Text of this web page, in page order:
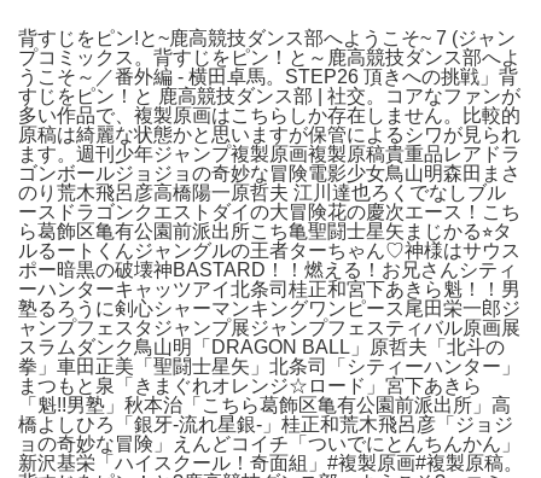
背すじをピン!と~鹿高競技ダンス部へようこそ~ 7 (ジャン
プコミックス。背すじをピン！と～鹿高競技ダンス部へよ
うこそ～／番外編 - 横田卓馬。STEP26 頂きへの挑戦」背
すじをピン！と 鹿高競技ダンス部 | 社交。コアなファンが
多い作品で、複製原画はこちらしか存在しません。比較的
原稿は綺麗な状態かと思いますが保管によるシワが見られ
ます。週刊少年ジャンプ複製原画複製原稿貴重品レアドラ
ゴンボールジョジョの奇妙な冒険電影少女鳥山明森田まさ
のり荒木飛呂彦高橋陽一原哲夫 江川達也ろくでなしブル
ースドラゴンクエストダイの大冒険花の慶次エース！こち
ら葛飾区亀有公園前派出所こち亀聖闘士星矢まじかる⭐︎タ
ルるートくんジャングルの王者ターちゃん♡神様はサウス
ポー暗黒の破壊神BASTARD！！燃える！お兄さんシティ
ーハンターキャッツアイ北条司桂正和宮下あきら魁！！男
塾るろうに剣心シャーマンキングワンピース尾田栄一郎ジ
ャンプフェスタジャンプ展ジャンプフェスティバル原画展
スラムダンク鳥山明「DRAGON BALL」原哲夫「北斗の
拳」車田正美「聖闘士星矢」北条司「シティーハンター」
まつもと泉「きまぐれオレンジ☆ロード」宮下あきら
「魁!!男塾」秋本治「こちら葛飾区亀有公園前派出所」高
橋よしひろ「銀牙-流れ星銀-」桂正和荒木飛呂彦「ジョジ
ョの奇妙な冒険」えんどコイチ「ついでにとんちんかん」
新沢基栄「ハイスクール！奇面組」#複製原画#複製原稿。